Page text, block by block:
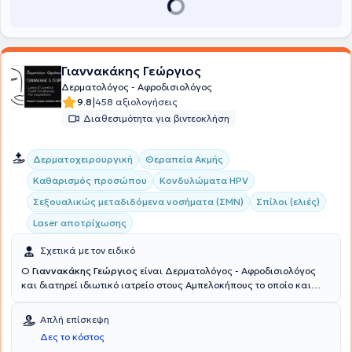
υπηρεσίες όπως θεραπεία ακμής, ιατρικοί καθαρισμοί,
κτλ. Τέλος, η γιατρός αποτελεί μέλος αρκετών συλλόγων όπως του
Ιατρικού Συλλόγου Αθηνών, της Ελληνικής Δερματολογικής και
Αφροδισιολογικής Εταιρείας, της Ελληνικής Εταιρείας
Δερματοχειρουργικής, καθώς και της Ευρωπαϊκής και της
Αμερικάνικης Ακαδημίας Δερματολογίας και Αφροδισιολογίας.
Γιαννακάκης Γεώργιος
Δερματολόγος - Αφροδισιολόγος
9.8|458 αξιολογήσεις
Διαθεσιμότητα για βιντεοκλήση
Δερματοχειρουργική
Θεραπεία Ακμής
Καθαρισμός προσώπου
Κονδυλώματα HPV
Σεξουαλικώς μεταδιδόμενα νοσήματα (ΣΜΝ)
Σπίλοι (ελιές)
Laser αποτρίχωσης
Σχετικά με τον ειδικό
Ο Γιαννακάκης Γεώργιος είναι Δερματολόγος - Αφροδισιολόγος
και διατηρεί ιδιωτικό ιατρείο στους Αμπελοκήπους το οποίο και
να επικοινωνήσουν με ειδικό μικροβιολόγο καθημερινά πρωί και
απόγευμα. Έχει πραγματοποιήσει μετεκπαιδεύσεις στο University of
Miami, L. Miller School of Medicine στη Florida και στο Federal
Απλή επίσκεψη
Δες το κόστος